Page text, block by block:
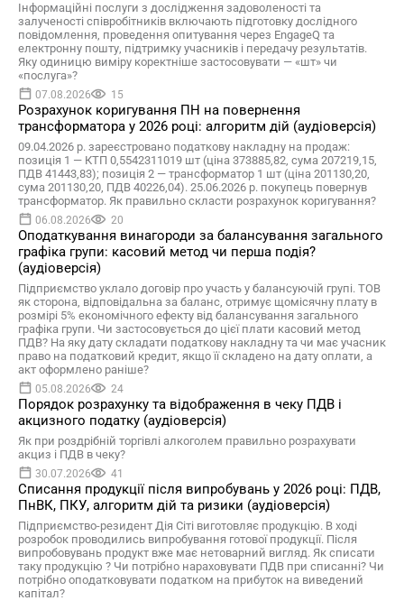
Інформаційні послуги з дослідження задоволеності та
залученості співробітників включають підготовку дослідного
повідомлення, проведення опитування через EngageQ та
електронну пошту, підтримку учасників і передачу результатів.
Яку одиницю виміру коректніше застосовувати — «шт» чи
«послуга»?
07.08.2026 15
Розрахунок коригування ПН на повернення
трансформатора у 2026 році: алгоритм дій (аудіоверсія)
09.04.2026 р. зареєстровано податкову накладну на продаж:
позиція 1 — КТП 0,5542311019 шт (ціна 373885,82, сума 207219,15,
ПДВ 41443,83); позиція 2 — трансформатор 1 шт (ціна 201130,20,
сума 201130,20, ПДВ 40226,04). 25.06.2026 р. покупець повернув
трансформатор. Як правильно скласти розрахунок коригування?
06.08.2026 20
Оподаткування винагороди за балансування загального
графіка групи: касовий метод чи перша подія?
(аудіоверсія)
Підприємство уклало договір про участь у балансуючій групі. ТОВ
як сторона, відповідальна за баланс, отримує щомісячну плату в
розмірі 5% економічного ефекту від балансування загального
графіка групи. Чи застосовується до цієї плати касовий метод
ПДВ? На яку дату складати податкову накладну та чи має учасник
право на податковий кредит, якщо її складено на дату оплати, а
акт оформлено раніше?
05.08.2026 24
Порядок розрахунку та відображення в чеку ПДВ і
акцизного податку (аудіоверсія)
Як при роздрібній торгівлі алкоголем правильно розрахувати
акциз і ПДВ в чеку?
30.07.2026 41
Списання продукції після випробувань у 2026 році: ПДВ,
ПнВК, ПКУ, алгоритм дій та ризики (аудіоверсія)
Підприємство-резидент Дія Сіті виготовляє продукцію. В ході
розробок проводились випробування готової продукції. Після
випробовувань продукт вже має нетоварний вигляд. Як списати
таку продукцію ? Чи потрібно нараховувати ПДВ при списанні? Чи
потрібно оподатковувати податком на прибуток на виведений
капітал?